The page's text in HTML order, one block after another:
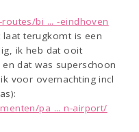
bi ... -eindhoven
terugkomt is een
ik heb dat ooit
dat was superschoon
voor overnachting incl
pa ... n-airport/